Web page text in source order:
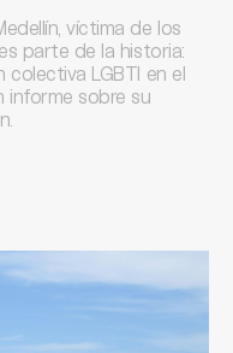
víctima de los
parte de la historia:
LGBTI en el
informe sobre su